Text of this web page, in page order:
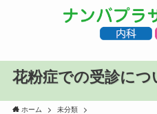
花粉症での受診につ
ホーム 未分類